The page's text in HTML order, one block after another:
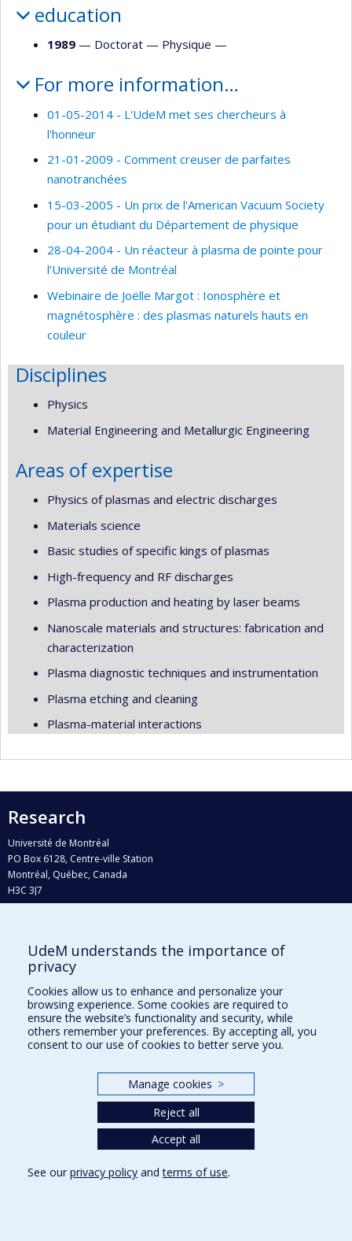
education
1989 — Doctorat — Physique —
For more information…
01-05-2014 - L'UdeM met ses chercheurs à
l'honneur
21-01-2009 - Comment creuser de parfaites
nanotranchées
15-03-2005 - Un prix de l’American Vacuum Society
pour un étudiant du Département de physique
28-04-2004 - Un réacteur à plasma de pointe pour
l’Université de Montréal
Webinaire de Joëlle Margot : Ionosphère et
magnétosphère : des plasmas naturels hauts en
couleur
Disciplines
Physics
Material Engineering and Metallurgic Engineering
Areas of expertise
Physics of plasmas and electric discharges
Materials science
Basic studies of specific kings of plasmas
High-frequency and RF discharges
Plasma production and heating by laser beams
Nanoscale materials and structures: fabrication and
characterization
Plasma diagnostic techniques and instrumentation
Plasma etching and cleaning
Plasma-material interactions
Research
Université de Montréal
PO Box 6128, Centre-ville Station
Montréal, Québec, Canada
H3C 3J7
Who does what?
Find us
Site map
Accessibility
UdeM understands the importance of
privacy
Cookies allow us to enhance and personalize your
browsing experience. Some cookies are required to
ensure the website’s functionality and security, while
others remember your preferences. By accepting all, you
consent to our use of cookies to better serve you.
Manage cookies >
Reject all
Accept all
See our privacy policy andterms of use.